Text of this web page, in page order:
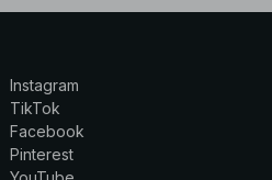
Instagram
TikTok
Facebook
Pinterest